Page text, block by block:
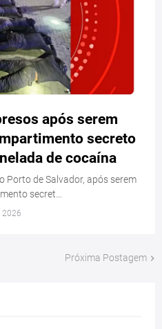
após serem
secreto
de cocaína
Porto de Salvador, após serem
secret…
2026
Próxima Postagem